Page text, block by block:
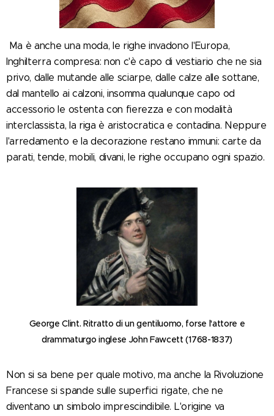
Ma è anche una moda, le righe invadono l'Europa,
Inghilterra compresa: non c'è capo di vestiario che ne sia
privo, dalle mutande alle sciarpe, dalle calze alle sottane,
dal mantello ai calzoni, insomma qualunque capo od
accessorio le ostenta con fierezza e con modalità
interclassista, la riga è aristocratica e contadina. Neppure
l'arredamento e la decorazione restano immuni: carte da
parati, tende, mobili, divani, le righe occupano ogni spazio.
George Clint. Ritratto di un gentiluomo, forse l'attore e
drammaturgo inglese John Fawcett (1768-1837)
Non si sa bene per quale motivo, ma anche la Rivoluzione
Francese si spande sulle superfici rigate, che ne
diventano un simbolo imprescindibile. L'origine va